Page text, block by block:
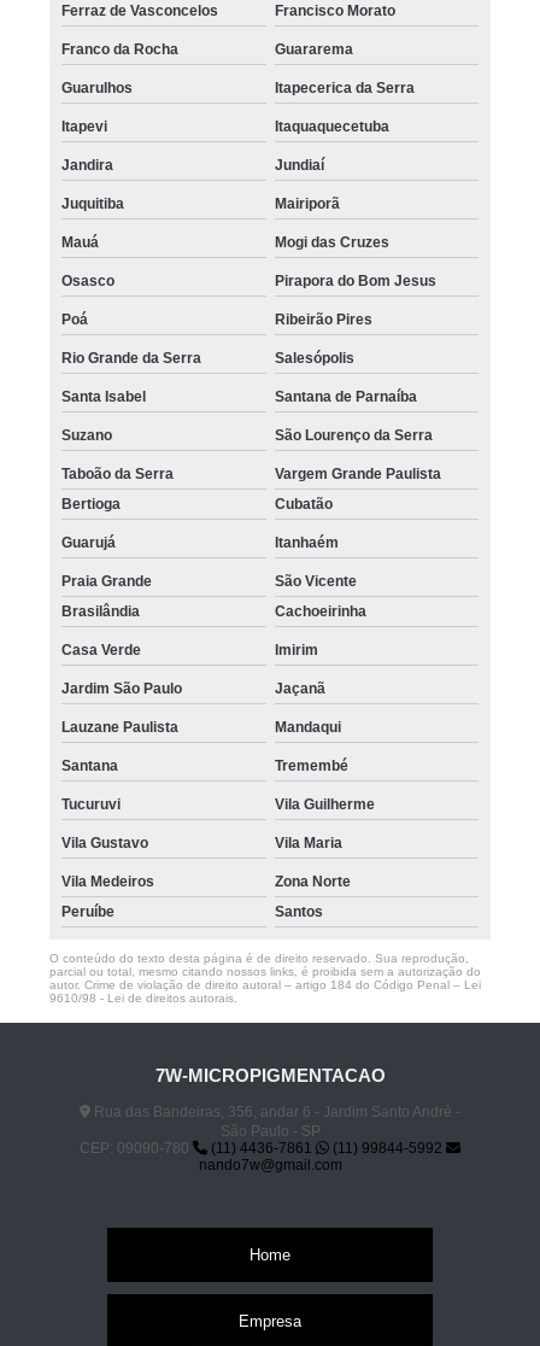
Ferraz de Vasconcelos Francisco Morato
Franco da Rocha Guararema
Guarulhos Itapecerica da Serra
Itapevi Itaquaquecetuba
Jandira Jundiaí
Juquitiba Mairiporã
Mauá Mogi das Cruzes
Osasco Pirapora do Bom Jesus
Poá Ribeirão Pires
Rio Grande da Serra Salesópolis
Santa Isabel Santana de Parnaíba
Suzano São Lourenço da Serra
Taboão da Serra
Vargem Grande Paulista
Bertioga
Cubatão
Guarujá Itanhaém
Praia Grande
São Vicente
Brasilândia
Cachoeirinha
Casa Verde Imirim
Jardim São Paulo Jaçanã
Lauzane Paulista Mandaqui
Santana Tremembé
Tucuruvi Vila Guilherme
Vila Gustavo Vila Maria
Vila Medeiros
Zona Norte
Peruíbe
Santos
O conteúdo do texto desta página é de direito reservado. Sua reprodução,
parcial ou total, mesmo citando nossos links, é proibida sem a autorização do
autor. Crime de violação de direito autoral – artigo 184 do Código Penal – Lei
9610/98 - Lei de direitos autorais
7W-MICROPIGMENTACAO
Rua das Bandeiras, 356, andar 6 - Jardim Santo André -
São Paulo - SP
CEP: 09090-780
(11) 4436-7861
(11) 99844-5992
nando7w@gmail.com
Home
Empresa